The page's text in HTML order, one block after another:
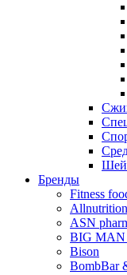
Бренды
Fitness
Allnutrition
ASN
BIG
Bison
BombBar